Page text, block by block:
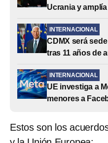
Ucrania y
INTERNACIONAL
CDMX será
tras 11 años de
INTERNACIONAL
UE investiga a
menores a
Estos son los